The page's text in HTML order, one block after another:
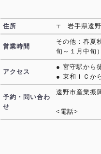
住所 〒 岩手県遠
営業時間
その他：春夏
旬～１月中旬）
アクセス
● 宮守駅から
● 東和ＩＣか
予約・問い合わ
せ
遠野市産業振
<電話>